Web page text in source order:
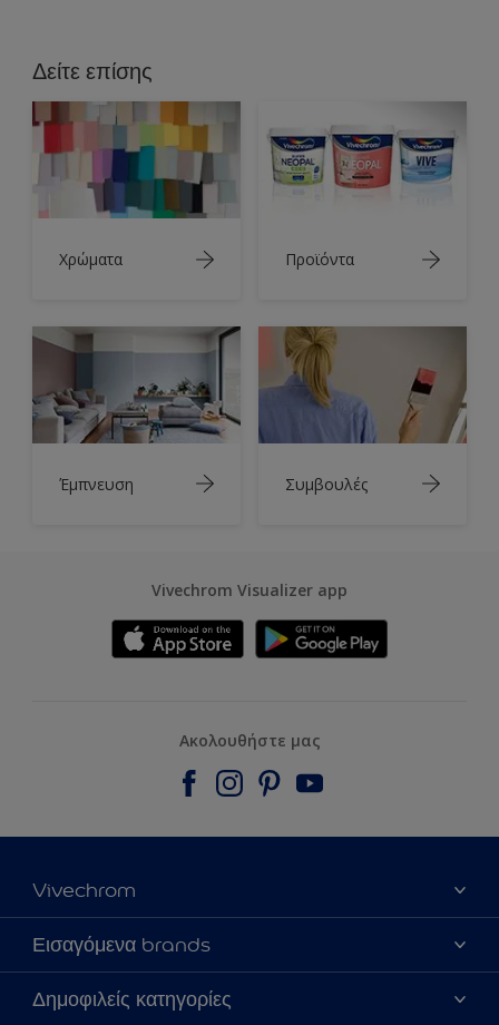
Δείτε επίσης
Χρώματα Προϊόντα
Έμπνευση Συμβουλές
Vivechrom Visualizer app
Ακολουθήστε μας
Vivechrom
Εύρεση Καταστήματος
Επικοινωνία
Τα νέα μας
Εισαγόμενα brands
Dulux Trade
Δημοφιλείς κατηγορίες